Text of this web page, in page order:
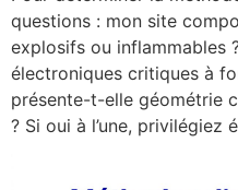
questions : mon site
explosifs ou inflammables
électroniques critiques à
présente-t-elle géométrie
? Si oui à l’une, privilégiez